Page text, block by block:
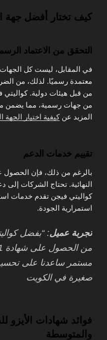
كيف تختار أفضل جهة
التحقق من الاعتماد
في المقابل، ليست كل الجهات
معتمدة رسميًا. لذلك، من
من قبل هيئات دولية.
من جهات رسمية، مما يضمن
المزيد عنكيفية اختيار الجهة
تقييم خدمات الدعم
بالرغم من ذلك، فإن
النهائية. تحتاج الشركات
كواليتي فيجن تقدم خدمات
استمرارية الجودة.
تجربة عميل: “بفضل
مستمر ساعدنا على
صغيرة في الكويت
فوائد شهادات الأيزو
والمتوسطة